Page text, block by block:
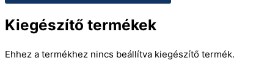
Kiegészítő termékek
Ehhez a termékhez nincs beállítva kiegészítő termék.